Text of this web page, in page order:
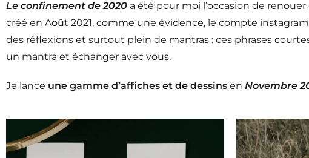
Le confinement de 2020 a été pour moi l’occasion de
créé en Août 2021, comme une évidence, le compte instagram
des réflexions et surtout plein de mantras : ces phrases
un mantra et échanger avec vous.
Je lance une gamme d’affiches et de dessins en Novembre